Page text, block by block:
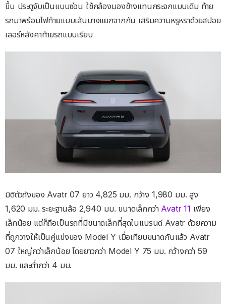
ขึ้น ประตูจับเป็นแบบซ่อน ใช้กล้องมองข้างแทนกระจกแบบเดิม ท้าย
รถมาพร้อมไฟท้ายแบบเส้นบางแยกจากกัน เสริมความหรูหราด้วยสปอย
เลอร์หลังคาท้ายรถแบบเรียบ
มิติตัวถังของ Avatr 07 ยาว 4,825 มม. กว้าง 1,980 มม. สูง
1,620 มม. ระยะฐานล้อ 2,940 มม. ขนาดเล็กกว่า Avatr 11 เพียง
เล็กน้อย แต่ก็ถือเป็นรถที่มีขนาดเล็กที่สุดในแบรนด์ Avatr ด้วยความ
ที่ถูกวางให้เป็นคู่แข่งของ Model Y เมื่อเทียบขนาดกันแล้ว Avatr
07 ใหญ่กว่าเล็กน้อย โดยยาวกว่า Model Y 75 มม. กว้างกว่า 59
มม. และต่ำกว่า 4 มม.